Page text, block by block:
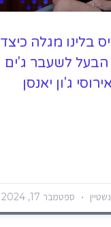
בלינו מגלה כיצד
הבעל לשעבר ג'ים
ג'ון יאנסן
ספטמבר 17, 2024